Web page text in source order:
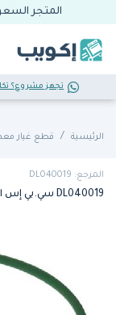
المتجر
تجهز مشروع؟
الرئيسية قطع غيار
المرجع: DL040019
DL040019 سي.بي إس ار إل